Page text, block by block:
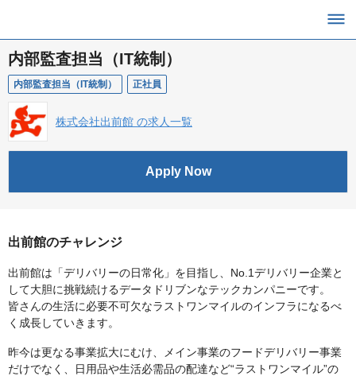
内部監査担当（IT統制）
内部監査担当（IT統制） 正社員
株式会社出前館 の求人一覧
Apply Now
出前館のチャレンジ
出前館は「デリバリーの日常化」を目指し、No.1デリバリー企業と
して大胆に挑戦続けるデータドリブンなテックカンパニーです。
皆さんの生活に必要不可欠なラストワンマイルのインフラになるべ
く成長していきます。
昨今は更なる事業拡大にむけ、メイン事業のフードデリバリー事業
だけでなく、日用品や生活必需品の配達など“ラストワンマイル”の